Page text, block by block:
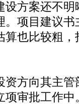
设方案还不
。项目建议
算也比较粗
方向其主管
项审批工作